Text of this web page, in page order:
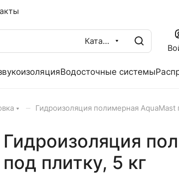
Каталог
Водосточные системы
– Гидроизоляция полимерная AquaMast
Гидроизоляция
под плитку, 5 кг